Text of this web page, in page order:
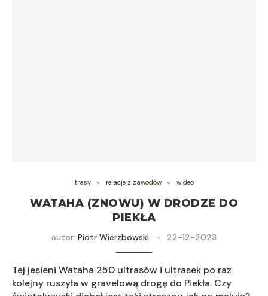
trasy relacje z zawodów wideo
WATAHA (ZNOWU) W DRODZE DO
PIEKŁA
autor: Piotr Wierzbowski 22-12-2023
Tej jesieni Wataha 250 ultrasów i ultrasek po raz
kolejny ruszyła w gravelową drogę do Piekła. Czy